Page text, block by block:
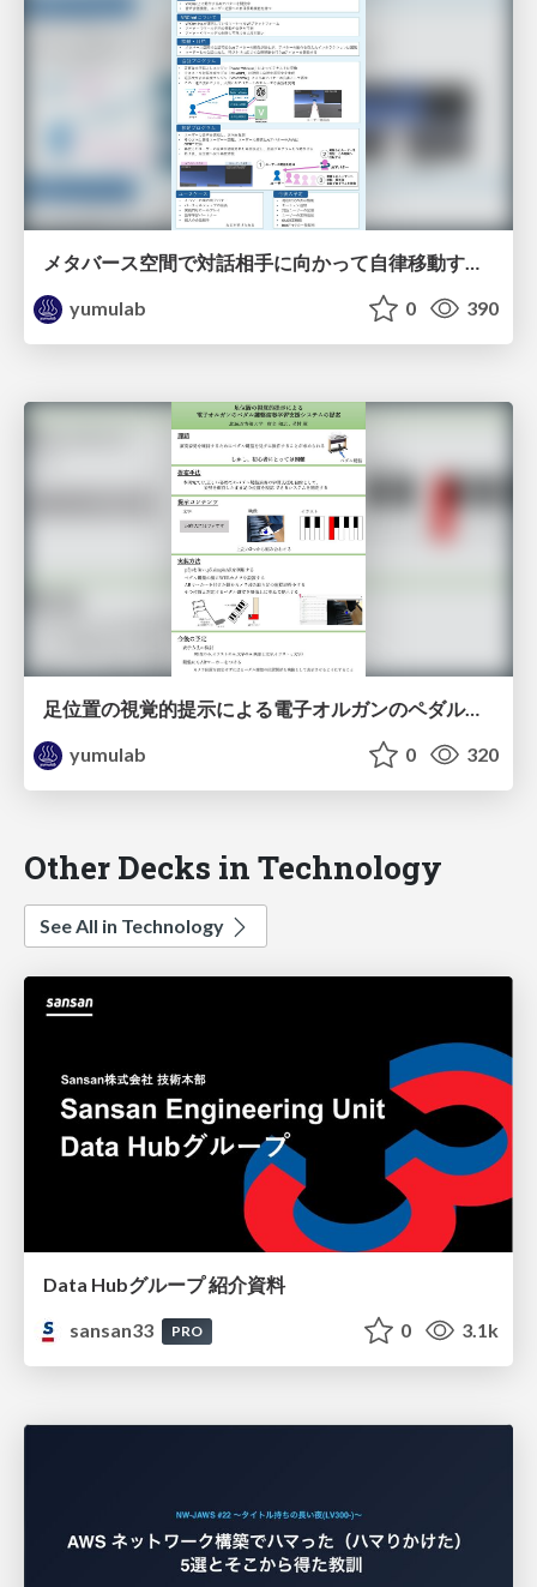
メタバース空間で対話相⼿に向かって⾃律移動するAIアバター『ノア』の開発 / EC2025-Oyamada
yumulab
0 390
足位置の視覚的提示による電子オルガンのペダル鍵盤演奏学習支援システムの提案 / EC2025-Hokin
yumulab
0 320
Other Decks in Technology
See All in Technology
Data Hubグループ 紹介資料
sansan33
PRO 0 3.1k